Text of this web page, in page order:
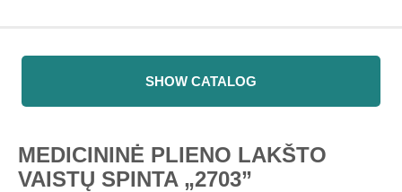
SHOW CATALOG
MEDICININĖ PLIENO LAKŠTO
VAISTŲ SPINTA „2703”